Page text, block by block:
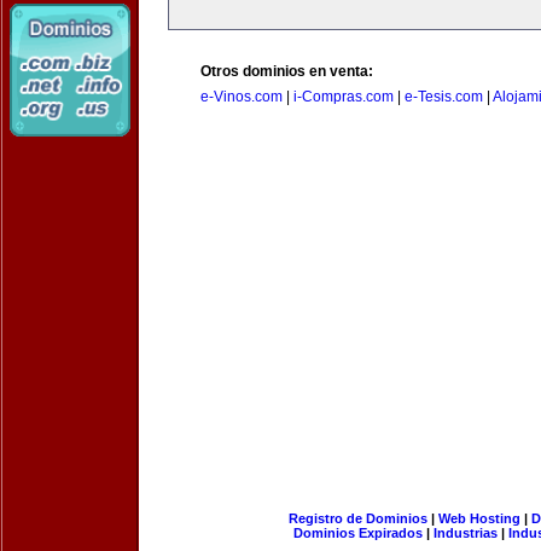
Otros dominios en venta:
e-Vinos.com
i-Compras.com e-Tesis.com
Registro de Dominios| Web Hosting |
Dominios Expirados | Industrias |